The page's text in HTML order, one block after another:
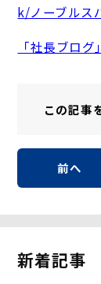
k/ノーブルス
「社長ブロ
この記事
前へ
新着記事